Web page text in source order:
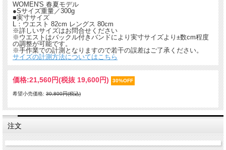
WOMEN'S 春夏モデル
●Sサイズ重量／300g
■実寸サイズ
L：ウエスト 82cm レングス 80cm
※詳しいサイズはお問合せください
※ウエストはバックル付きバンドにより実寸サイズより±数cm程度
の調整が可能です。
※手作業での計測となりますので若干の誤差はご了承ください。
サイズの計測方法についてはこちら
価格:21,560円(税抜 19,600円) 30%OFF
希望小売価格: 30,800円(税込)
注文